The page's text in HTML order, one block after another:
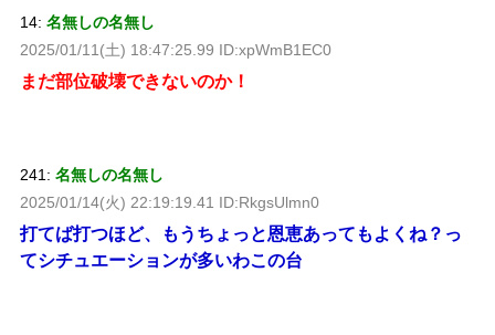
14: 名無しの名無し
2025/01/11(土) 18:47:25.99 ID:xpWmB1EC0
まだ部位破壊できないのか！
241: 名無しの名無し
2025/01/14(火) 22:19:19.41 ID:RkgsUlmn0
打てば打つほど、もうちょっと恩恵あってもよくね？っ
てシチュエーションが多いわこの台